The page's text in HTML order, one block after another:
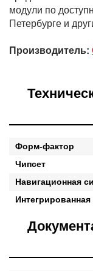
модули по
Петербурге и
Производитель:
Форм-фактор
Чипсет
Навигационная
Интегрированная